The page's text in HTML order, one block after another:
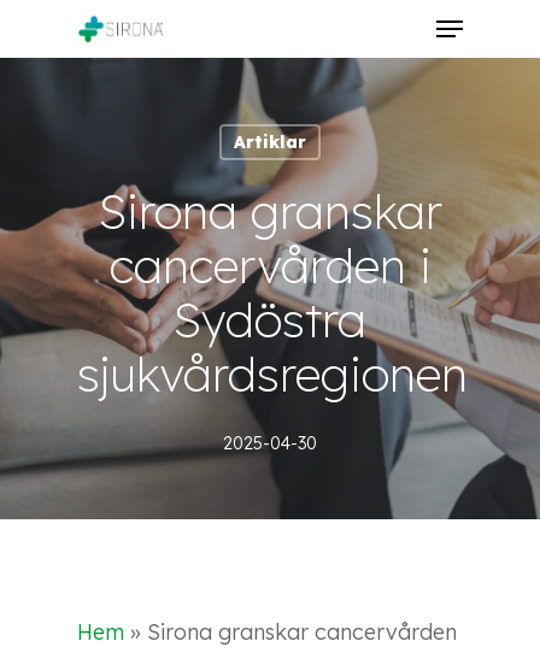
Menu
Artiklar
Sirona granskar
cancervården i
Sydöstra
sjukvårdsregionen
2025-04-30
Hem » Sirona granskar cancervården